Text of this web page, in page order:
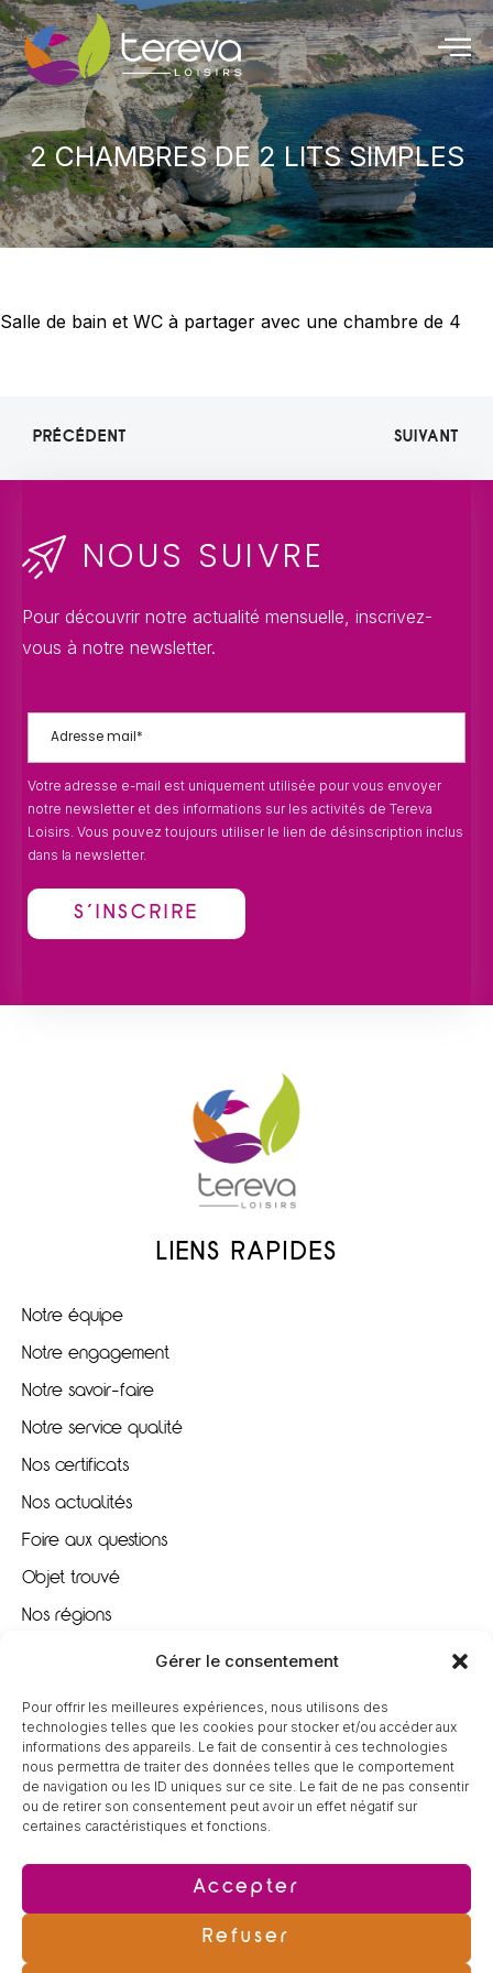
Gérer le consentement
Pour offrir les meilleures expériences, nous utilisons des
technologies telles que les cookies pour stocker et/ou accéder aux
informations des appareils. Le fait de consentir à ces technologies
nous permettra de traiter des données telles que le comportement
de navigation ou les ID uniques sur ce site. Le fait de ne pas consentir
ou de retirer son consentement peut avoir un effet négatif sur
certaines caractéristiques et fonctions.
Accepter
Refuser
2 CHAMBRES DE 2 LITS SIMPLES
Salle de bain et WC à partager avec une chambre de 4
PRÉCÉDENT SUIVANT
NOUS SUIVRE
Pour découvrir notre actualité mensuelle, inscrivez-
vous à notre newsletter.
Votre adresse e-mail est uniquement utilisée pour vous envoyer
notre newsletter et des informations sur les activités de Tereva
Loisirs. Vous pouvez toujours utiliser le lien de désinscription inclus
dans la newsletter.
LIENS RAPIDES
Notre équipe
Notre engagement
Notre savoir-faire
Notre service qualité
Nos certificats
Nos actualités
Foire aux questions
Objet trouvé
Nos régions
À VOTRE ÉCOUTE
09 80 80 85 96